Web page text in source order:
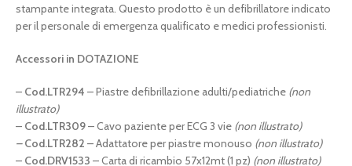
stampante integrata. Questo prodotto è un defibrillatore indicato
per il personale di emergenza qualificato e medici professionisti.
Accessori in DOTAZIONE
– Cod.LTR294 – Piastre defibrillazione adulti/pediatriche (non
illustrato)
– Cod.LTR309– Cavo paziente per ECG 3 vie (non illustrato)
–Cod.LTR282 – Adattatore per piastre monouso (non illustrato)
– Cod.DRV1533 – Carta di ricambio 57x12mt (1 pz) (non illustrato)